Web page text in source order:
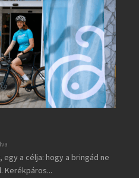
a célja: hogy a bringád ne
Kerékpáros...